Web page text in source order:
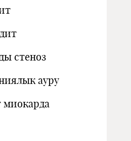
стеноз
ауру
миокарда